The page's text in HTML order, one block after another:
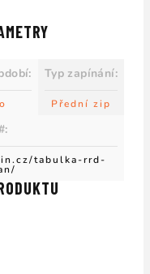
: Typ zapínání:
Přední zip
:
tabulka-rrd-